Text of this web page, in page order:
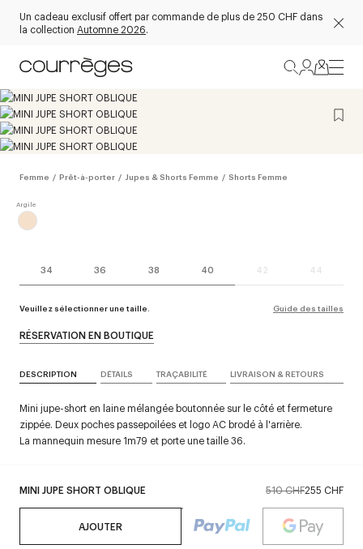
Un cadeau exclusif offert par commande de plus de 250 CHF dans
la collection Automne 2026.
Femme / Prêt-à-porter / Jupes & Shorts Femme / Shorts Femme
34 36 38 40 42 44
Veuillez sélectionner une taille. Guide des tailles
MINI JUPE SHORT OBLIQUE 510 CHF255 CHF
AJOUTER
RÉSERVATION EN BOUTIQUE
DESCRIPTION DÉTAILS TRAÇABILITÉ LIVRAISON & RETOURS
Mini jupe-short en laine mélangée boutonnée sur le côté et fermeture
zippée. Deux poches passepoilées et logo AC brodé à l'arrière.
La mannequin mesure 1m79 et porte une taille 36.